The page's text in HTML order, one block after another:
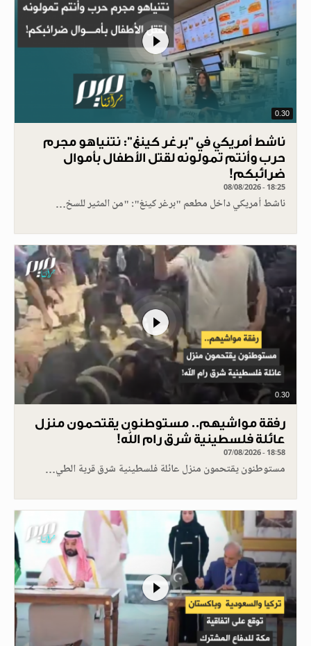
0.30
ناشط أمريكي في "برغر كينغ": نتنياهو مجرم
حرب وأنتم تمولونه لقتل الأطفال بأموال
ضرائبكم!
08/08/2026 - 18:25
ناشط أمريكي داخل مطعم "برغر كينغ": "من المثير للسخ…
0.30
رفقة مواشيهم.. مستوطنون يقتحمون منزل
عائلة فلسطينية شرق رام الله!
07/08/2026 - 18:58
مستوطنون يقتحمون منزل عائلة فلسطينية شرق قرية الطي…